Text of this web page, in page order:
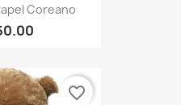
Coreano
favorite_border